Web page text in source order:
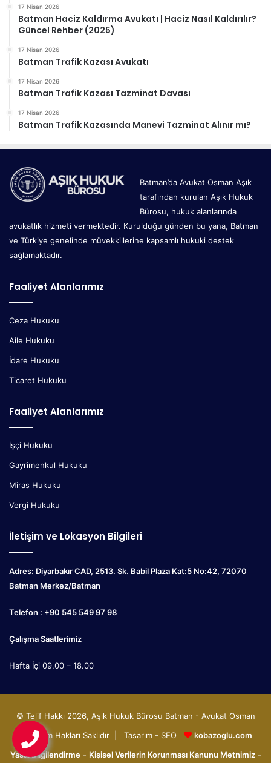
17 Nisan 2026
Batman Haciz Kaldırma Avukatı | Haciz Nasıl Kaldırılır?
Güncel Rehber (2025)
17 Nisan 2026
Batman Trafik Kazası Avukatı
17 Nisan 2026
Batman Trafik Kazası Tazminat Davası
17 Nisan 2026
Batman Trafik Kazasında Manevi Tazminat Alınır mı?
Batman’da Avukat Osman Aşık
tarafından kurulan Aşık Hukuk
Bürosu, hukuk alanlarında
avukatlık hizmeti vermektedir. Kurulduğu günden bu yana, Batman
ve Türkiye genelinde müvekkillerine kapsamlı hukuki destek
sağlamaktadır.
Faaliyet Alanlarımız
Ceza Hukuku
Aile Hukuku
İdare Hukuku
Ticaret Hukuku
Faaliyet Alanlarımız
İşçi Hukuku
Gayrimenkul Hukuku
Miras Hukuku
Vergi Hukuku
İletişim ve Lokasyon Bilgileri
Adres: Diyarbakır CAD, 2513. Sk. Babil Plaza Kat:5 No:42, 72070
Batman Merkez/Batman
Telefon : +90 545 549 97 98
Çalışma Saatlerimiz
Hafta İçi 09.00 – 18.00
© Telif Hakkı 2026, Aşık Hukuk Bürosu Batman - Avukat Osman
Aşık Tüm Hakları Saklıdır | Tasarım - SEO
kobazoglu.com
Yasal Bilgilendirme- Kişisel Verilerin Korunması Kanunu Metnimiz-